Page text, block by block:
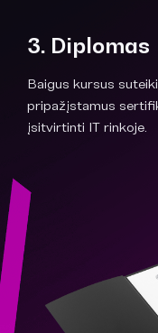
3. Diplomas
Baigus kursus
pripažįstamus
įsitvirtinti IT rinkoje.